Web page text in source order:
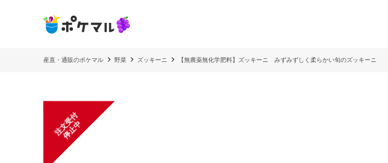
産直・通販のポケマル 野菜 ズッキーニ 【無農薬無化学肥料】ズッキーニ みずみずしく柔らかい旬のズッキーニ
注
文
受
付
停
止
中